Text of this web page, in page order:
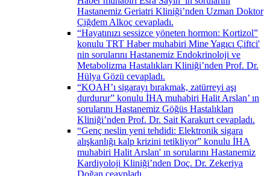
Hastanemiz Geriatri Kliniği’nden Uzman Doktor
Çiğdem Alkoç cevapladı.
“Hayatınızı sessizce yöneten hormon: Kortizol”
konulu TRT Haber muhabiri Mine Yagıcı Çiftci'
nin sorularını Hastanemiz Endokrinoloji ve
Metabolizma Hastalıkları Kliniği’nden Prof. Dr.
Hülya Gözü cevapladı.
“KOAH’ı sigarayı bırakmak, zatürreyi aşı
durdurur” konulu İHA muhabiri Halit Arslan’ ın
sorularını Hastanemiz Göğüs Hastalıkları
Kliniği’nden Prof. Dr. Sait Karakurt cevapladı.
“Genç neslin yeni tehdidi: Elektronik sigara
alışkanlığı kalp krizini tetikliyor” konulu İHA
muhabiri Halit Arslan' ın sorularını Hastanemiz
Kardiyoloji Kliniği’nden Doç. Dr. Zekeriya
Doğan ceavpladı.